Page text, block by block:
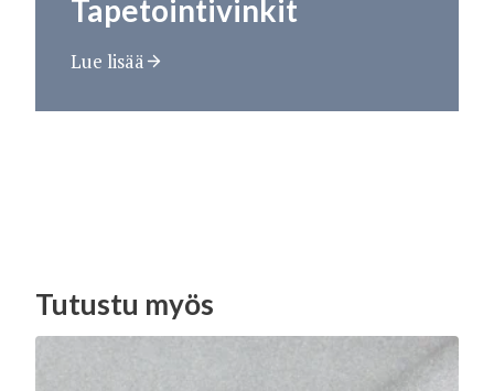
Tapetointivinkit
Lue lisää
Tutustu myös